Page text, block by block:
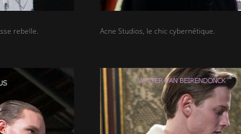
rebelle. Acne Studios, le chic cybernétique.